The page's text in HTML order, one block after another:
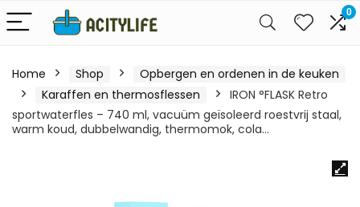
0
Home Shop
Opbergen en ordenen in de keuken
Karaffen en thermosflessen
IRON °FLASK Retro
sportwaterfles – 740 ml, vacuüm geïsoleerd roestvrij staal,
warm koud, dubbelwandig, thermomok, cola…